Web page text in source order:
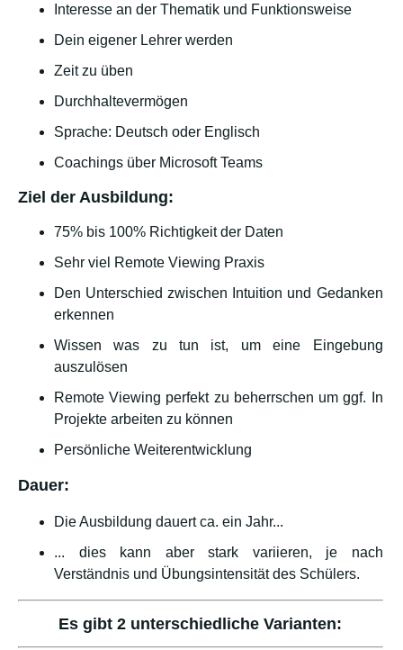
Interesse an der Thematik und Funktionsweise
Dein eigener Lehrer werden
Zeit zu üben
Durchhaltevermögen
Sprache: Deutsch oder Englisch
Coachings über Microsoft Teams
Ziel der Ausbildung:
75% bis 100% Richtigkeit der Daten
Sehr viel Remote Viewing Praxis
Den Unterschied zwischen Intuition und Gedanken
erkennen
Wissen was zu tun ist, um eine Eingebung
auszulösen
Remote Viewing perfekt zu beherrschen um ggf. In
Projekte arbeiten zu können
Persönliche Weiterentwicklung
Dauer:
Die Ausbildung dauert ca. ein Jahr...
... dies kann aber stark variieren, je nach
Verständnis und Übungsintensität des Schülers.
Es gibt 2 unterschiedliche Varianten: